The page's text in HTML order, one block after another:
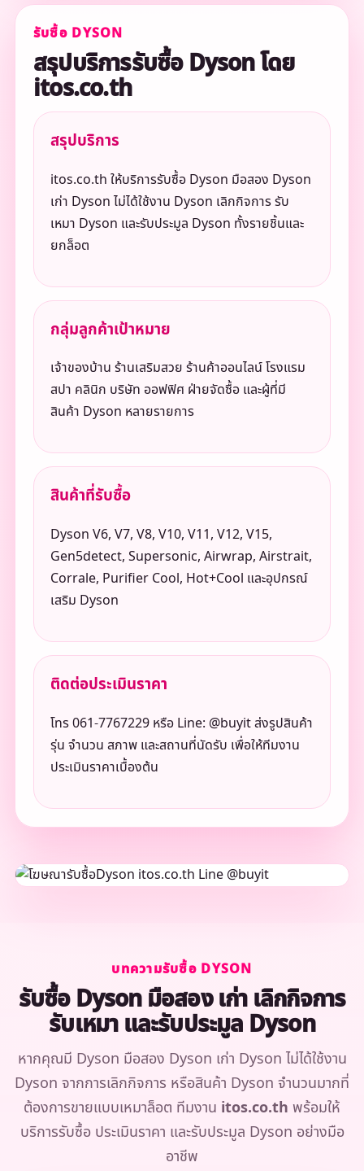
รับซื้อ DYSON
สรุปบริการรับซื้อ Dyson โดย
itos.co.th
สรุปบริการ
itos.co.th ให้บริการรับซื้อ Dyson มือสอง Dyson
เก่า Dyson ไม่ได้ใช้งาน Dyson เลิกกิจการ รับ
เหมา Dyson และรับประมูล Dyson ทั้งรายชิ้นและ
ยกล็อต
กลุ่มลูกค้าเป้าหมาย
เจ้าของบ้าน ร้านเสริมสวย ร้านค้าออนไลน์ โรงแรม
สปา คลินิก บริษัท ออฟฟิศ ฝ่ายจัดซื้อ และผู้ที่มี
สินค้า Dyson หลายรายการ
สินค้าที่รับซื้อ
Dyson V6, V7, V8, V10, V11, V12, V15,
Gen5detect, Supersonic, Airwrap, Airstrait,
Corrale, Purifier Cool, Hot+Cool และอุปกรณ์
เสริม Dyson
ติดต่อประเมินราคา
โทร 061-7767229 หรือ Line: @buyit ส่งรูปสินค้า
รุ่น จำนวน สภาพ และสถานที่นัดรับ เพื่อให้ทีมงาน
ประเมินราคาเบื้องต้น
บทความรับซื้อ DYSON
รับซื้อ Dyson มือสอง เก่า เลิกกิจการ
รับเหมา และรับประมูล Dyson
หากคุณมี Dyson มือสอง Dyson เก่า Dyson ไม่ได้ใช้งาน
Dyson จากการเลิกกิจการ หรือสินค้า Dyson จำนวนมากที่
ต้องการขายแบบเหมาล็อต ทีมงาน itos.co.th พร้อมให้
บริการรับซื้อ ประเมินราคา และรับประมูล Dyson อย่างมือ
อาชีพ